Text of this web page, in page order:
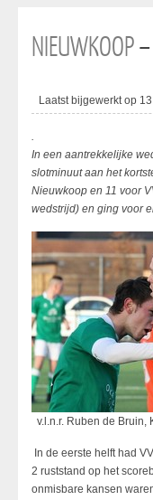
NIEUWKOOP
Laatst bijgewerkt op
.
In een aantrekkelijke
slotminuut aan het
Nieuwkoop en 11 voor
wedstrijd) en ging voor
v.l.n.r. Ruben de
In de eerste helft had
2 ruststand op het
onmisbare kansen